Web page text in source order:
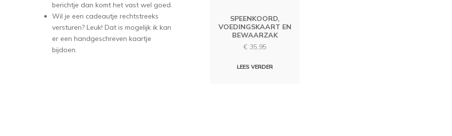
SPEENKOORD,
VOEDINGSKAART EN
BEWAARZAK
€ 35,95
LEES VERDER
berichtje dan komt het vast wel goed.
Wil je een cadeautje rechtstreeks
versturen? Leuk! Dat is mogelijk ik kan
er een handgeschreven kaartje
bijdoen.